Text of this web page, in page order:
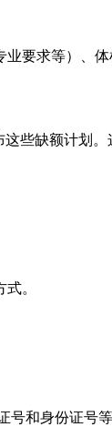
要求等）、体
些缺额计划
。
和身份证号等